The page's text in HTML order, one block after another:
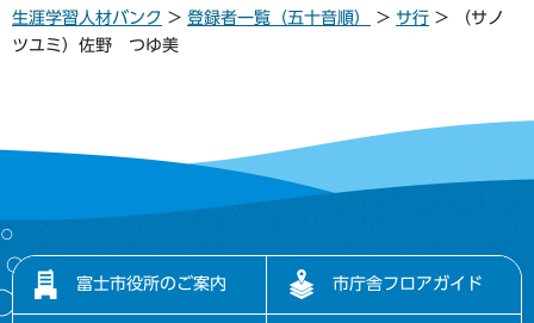
生涯学習人材バンク > 登録者一覧（五十音順） > サ行 > （サノ
ツユミ）佐野 つゆ美
富士市役所のご案内 市庁舎フロアガイド